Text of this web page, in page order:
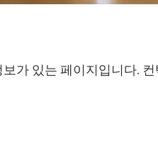
가 있는 페이지입니다.